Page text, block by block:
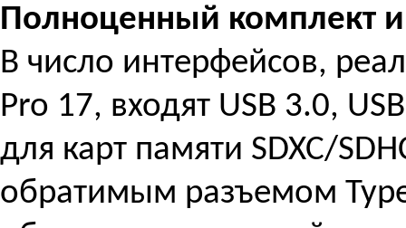
Полноценный комплект
В число интерфейсов,
Pro 17, входят USB 3.0,
для карт памяти SDXC/
обратимым разъемом